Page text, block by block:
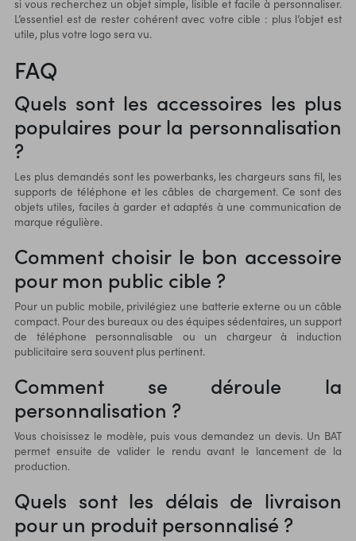
si vous recherchez un objet simple, lisible et facile à personnaliser.
L’essentiel est de rester cohérent avec votre cible : plus l’objet est
utile, plus votre logo sera vu.
FAQ
Quels sont les accessoires les plus
populaires pour la personnalisation
?
Les plus demandés sont les powerbanks, les chargeurs sans fil, les
supports de téléphone et les câbles de chargement. Ce sont des
objets utiles, faciles à garder et adaptés à une communication de
marque régulière.
Comment choisir le bon accessoire
pour mon public cible ?
Pour un public mobile, privilégiez une batterie externe ou un câble
compact. Pour des bureaux ou des équipes sédentaires, un support
de téléphone personnalisable ou un chargeur à induction
publicitaire sera souvent plus pertinent.
Comment se déroule la
personnalisation ?
Vous choisissez le modèle, puis vous demandez un devis. Un BAT
permet ensuite de valider le rendu avant le lancement de la
production.
Quels sont les délais de livraison
pour un produit personnalisé ?